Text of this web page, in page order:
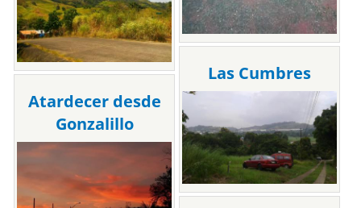
Las Cumbres
Atardecer desde
Gonzalillo